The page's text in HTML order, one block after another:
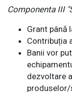
Componenta III
Grant până
Contribuția
Banii vor
dezvoltare